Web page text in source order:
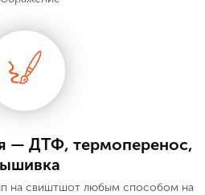
— ДТФ, термоперенос,
на cвиштшот любым способом на